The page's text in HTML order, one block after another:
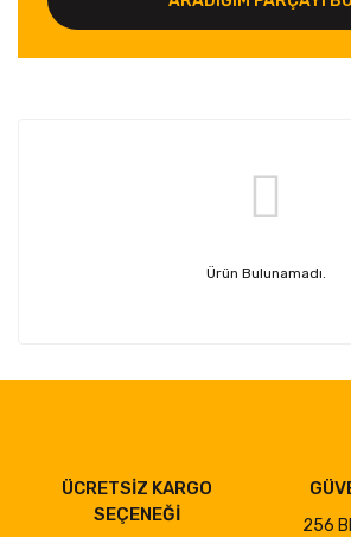
Ürün Bulunamadı.
ÜCRETSİZ KARGO
SEÇENEĞİ
256